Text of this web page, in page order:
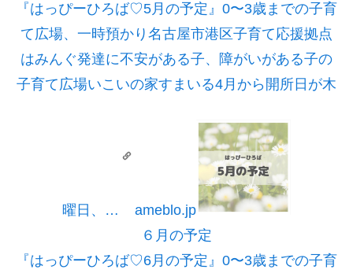
『はっぴーひろば♡5月の予定』 0〜3歳までの子育
て広場、一時預かり名古屋市港区子育て応援拠点
はみんぐ発達に不安がある子、障がいがある子の
子育て広場いこいの家すまいる4月から開所日が木
曜日、…
ameblo.jp
６月の予定
『はっぴーひろば♡6月の予定』 0〜3歳までの子育